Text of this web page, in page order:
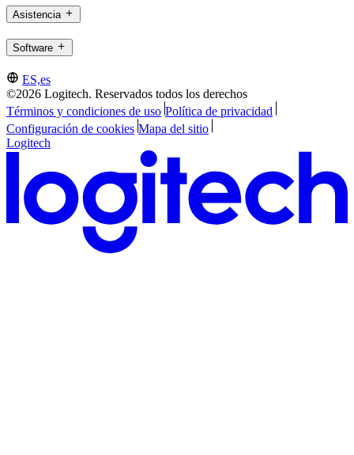
Asistencia
Software
ES,es
©2026 Logitech. Reservados todos los derechos
Términos y condiciones de uso Política de privacidad
Configuración de cookies Mapa del sitio
Logitech